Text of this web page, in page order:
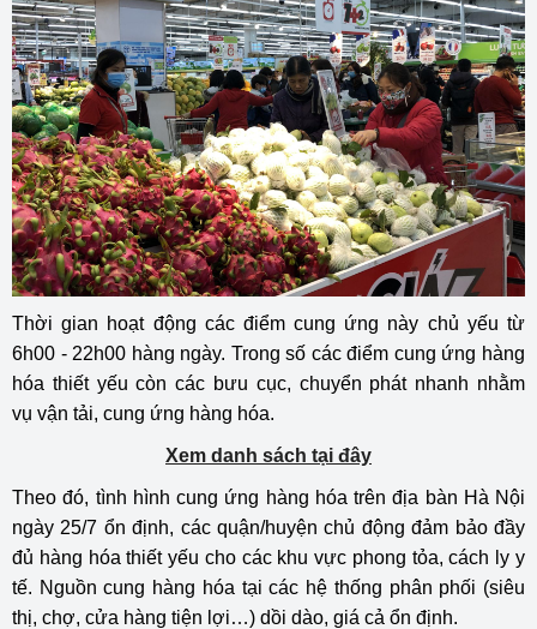
Thời gian hoạt động các điểm cung ứng này chủ yếu từ
6h00 - 22h00 hàng ngày. Trong số các điểm cung ứng hàng
hóa thiết yếu còn các bưu cục, chuyển phát nhanh nhằm
vụ vận tải, cung ứng hàng hóa.
Xem danh sách tại đây
Theo đó, tình hình cung ứng hàng hóa trên địa bàn Hà Nội
ngày 25/7 ổn định, các quận/huyện chủ động đảm bảo đầy
đủ hàng hóa thiết yếu cho các khu vực phong tỏa, cách ly y
tế. Nguồn cung hàng hóa tại các hệ thống phân phối (siêu
thị, chợ, cửa hàng tiện lợi…) dồi dào, giá cả ổn định.